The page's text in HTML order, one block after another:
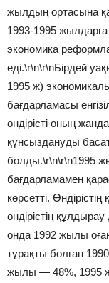
жылдың ортасына
1993-1995
экономика
еді.\r\n\r\nБірдей
1995 ж)
бағдарламасы
өндірісті оның
қүнсыздануды
болды.\r\n\r\n1995
бағдарламамен
көрсетті.
өндірістің
онда 1992 жылы
түрақты болған
жылы — 48%, 1995